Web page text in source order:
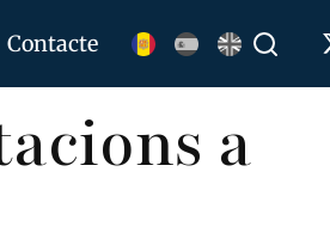
Contacte
a